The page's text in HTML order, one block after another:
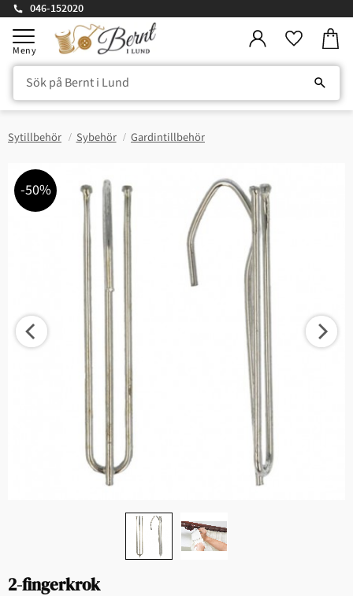
Meny
046-152020
Sytillbehör Sybehör Gardintillbehör
50%
2-fingerkrok